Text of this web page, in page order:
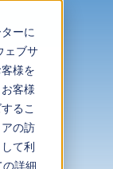
ーに
ェブサ
様を
客様
るこ
の訪
て利
詳細